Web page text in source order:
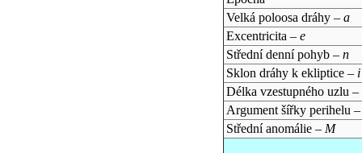
Velká poloosa dráhy – a
Excentricita – e
Střední denní pohyb – n
Sklon dráhy k ekliptice – i
Délka vzestupného uzlu –
Argument šířky perihelu
Střední anomálie – M